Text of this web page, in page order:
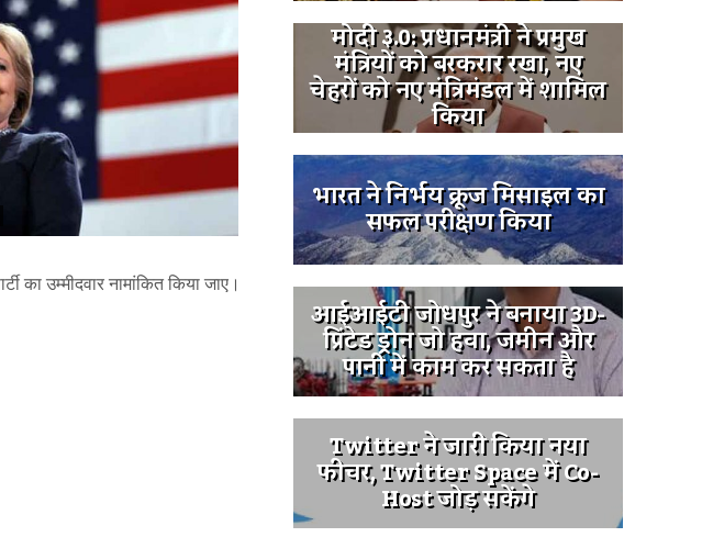
का उम्मीदवार नामांकित किया जाए।
मोदी ३.0: प्रधानमंत्री ने प्रमुख
मंत्रियों को बरकरार रखा, नए
चेहरों को नए मंत्रिमंडल में शामिल
किया
भारत ने निर्भय क्रूज मिसाइल का
सफल परीक्षण किया
आईआईटी जोधपुर ने बनाया 3D-
प्रिंटेड ड्रोन जो हवा, जमीन और
पानी में काम कर सकता है
Twitter ने जारी किया नया
फीचर, Twitter Space में Co-
Host जोड़ सकेंगे